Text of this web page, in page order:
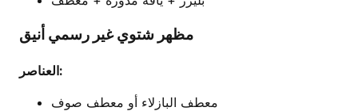
مظهر شتوي غير رسمي أنيق
العناصر:
معطف البازلاء أو معطف صوف